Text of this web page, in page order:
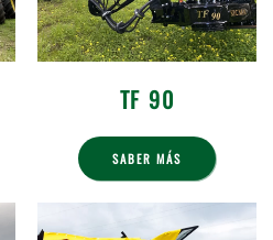
TF 90
SABER MÁS